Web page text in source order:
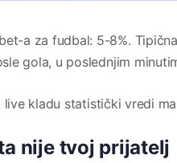
a za fudbal: 5-8%.
gola, u poslednjim
kladu statistički vredi
nije tvoj prijatelj